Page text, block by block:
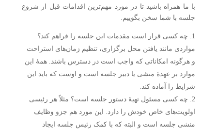
با ما همراه باشید تا در مورد مهم‌ترین اقدامات قبل از شروع
جلسه با شما سخن بگوییم.
چه کسی قرار است مقدمات این جلسه را فراهم کند؟
مواردی مانند یافتن محل برگزاری، تنظیم زمان‌های استراحت
و هرگونه امکاناتی که واجب است در دسترس باشند. همهٔ این
موارد بر عهدهٔ منشی یا دبیر جلسه است و اوست که باید این
شرایط را آماده کند.
چه کسی مسئول تهیهٔ دستور جلسه است؟ مثلاً هر رئیسی
اولویت‌های خاص خودش را دارد. این مورد هم جزو وظایف
منشی جلسه است و البته که با کمک رئیس جلسه ایجاد